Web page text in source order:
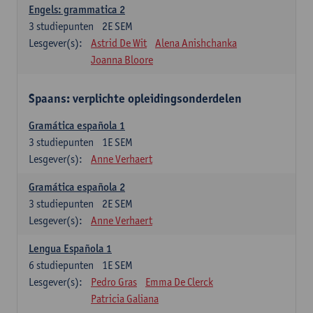
Engels: grammatica 2
2E SEM
3 studiepunten
Lesgever(s):
Astrid De Wit
Alena Anishchanka
Joanna Bloore
Spaans: verplichte opleidingsonderdelen
Gramática española 1
1E SEM
3 studiepunten
Lesgever(s):
Anne Verhaert
Gramática española 2
2E SEM
3 studiepunten
Lesgever(s):
Anne Verhaert
Lengua Española 1
1E SEM
6 studiepunten
Lesgever(s):
Pedro Gras
Emma De Clerck
Patricia Galiana